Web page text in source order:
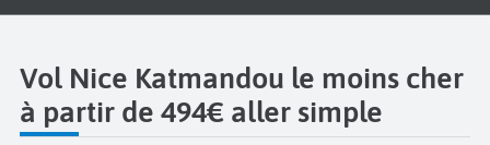
Vol Nice Katmandou le moins cher
à partir de 494€ aller simple